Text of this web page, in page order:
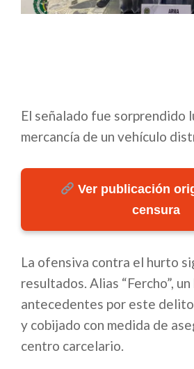
El señalado fue sorprendido
mercancía de un vehículo
Ver publicación
censura
La ofensiva contra el hurto
resultados. Alias “Fercho”,
antecedentes por este
y cobijado con medida de
centro carcelario.